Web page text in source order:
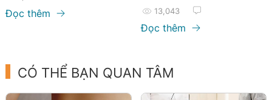
Đọc thêm
mình, dưới đây là danh sách
bác sĩ sản khoa giỏi bệnh viện
Từ Dũ.
13,043
Đọc thêm
CÓ THỂ BẠN QUAN TÂM